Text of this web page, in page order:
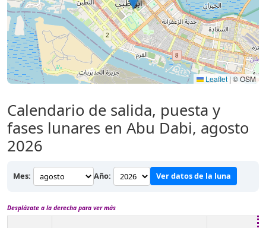
Leaflet | © OSM
Calendario de salida, puesta y
fases lunares en Abu Dabi, agosto
2026
Mes: Año: Ver datos de la luna
Desplázate a la derecha para ver más